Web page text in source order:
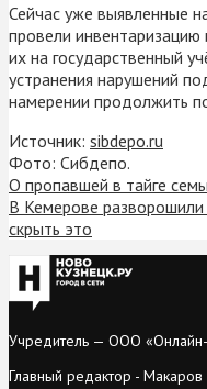
Сейчас уже выявленные
провели
их на государственный
устранения нарушений
намерении продолжить
Источник: sibdepo.ru
Фото: Сибдепо.
О пропавшей в тайге
В Кемерове разворошили
скрыть это
Учредитель — ООО
Главный редактор - Макаров